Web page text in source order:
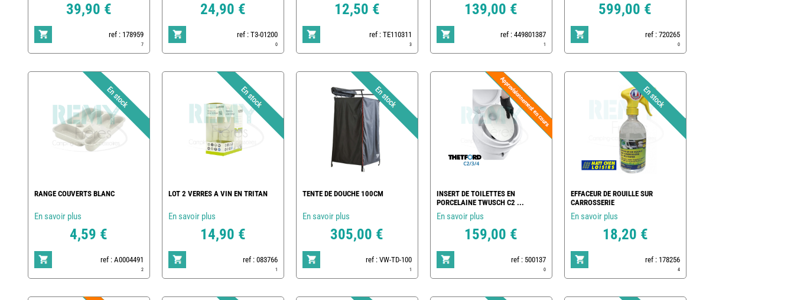
39,90 €
ref : 178959
7
24,90 €
ref : T3-01200
0
12,50 €
ref : TE110311
3
139,00 €
ref : 449801387
1
599,00 €
ref : 720265
0
RANGE COUVERTS BLANC
En savoir plus
4,59 €
ref : A0004491
2
LOT 2 VERRES A VIN EN TRITAN
En savoir plus
14,90 €
ref : 083766
1
TENTE DE DOUCHE 100CM
En savoir plus
305,00 €
ref : VW-TD-100
1
INSERT DE TOILETTES EN
PORCELAINE TWUSCH C2 ...
En savoir plus
159,00 €
ref : 500137
0
EFFACEUR DE ROUILLE SUR
CARROSSERIE
En savoir plus
18,20 €
ref : 178256
4